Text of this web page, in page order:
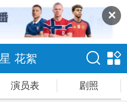
✕
花絮
演员表 剧照